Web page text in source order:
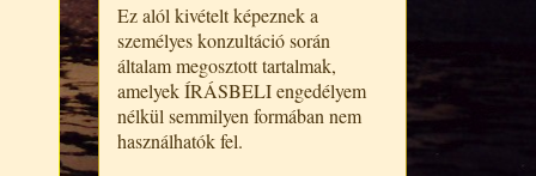
Ez alól kivételt képeznek a
személyes konzultáció során
általam megosztott tartalmak,
amelyek ÍRÁSBELI engedélyem
nélkül semmilyen formában nem
használhatók fel.